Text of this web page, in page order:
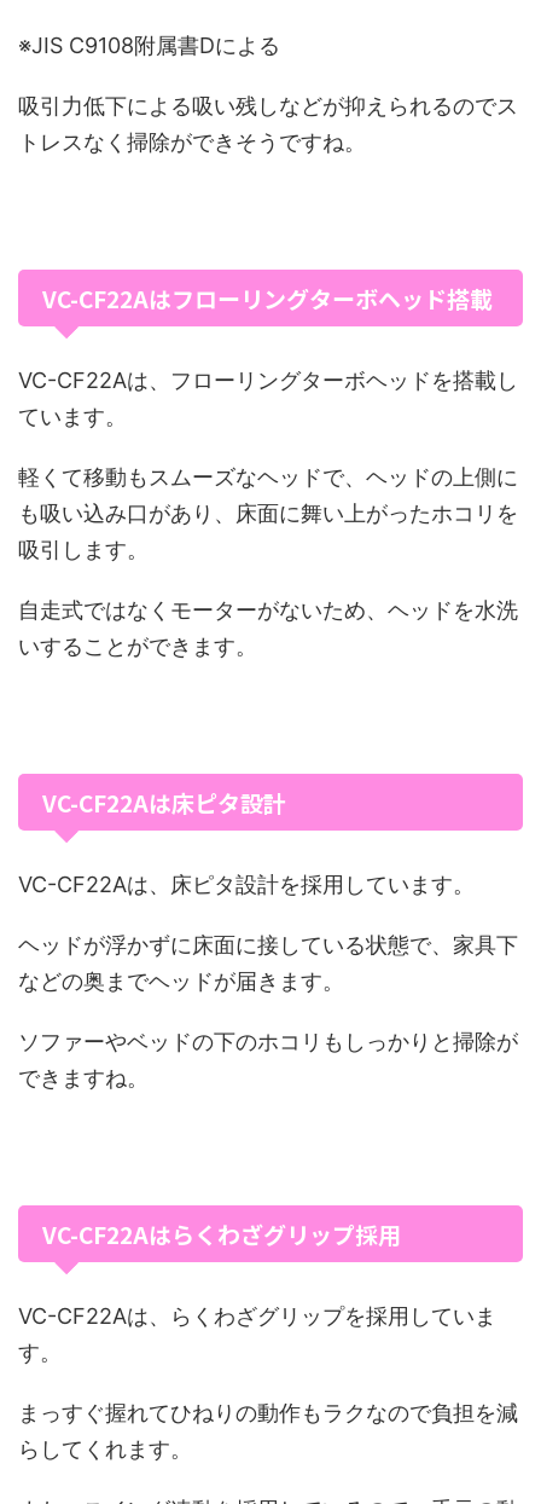
※JIS C9108附属書Dによる
吸引力低下による吸い残しなどが抑えられるのでス
トレスなく掃除ができそうですね。
VC-CF22Aはフローリングターボヘッド搭載
VC-CF22Aは、フローリングターボヘッドを搭載し
ています。
軽くて移動もスムーズなヘッドで、ヘッドの上側に
も吸い込み口があり、床面に舞い上がったホコリを
吸引します。
自走式ではなくモーターがないため、ヘッドを水洗
いすることができます。
VC-CF22Aは床ピタ設計
VC-CF22Aは、床ピタ設計を採用しています。
ヘッドが浮かずに床面に接している状態で、家具下
などの奥までヘッドが届きます。
ソファーやベッドの下のホコリもしっかりと掃除が
できますね。
VC-CF22Aはらくわざグリップ採用
VC-CF22Aは、らくわざグリップを採用していま
す。
まっすぐ握れてひねりの動作もラクなので負担を減
らしてくれます。